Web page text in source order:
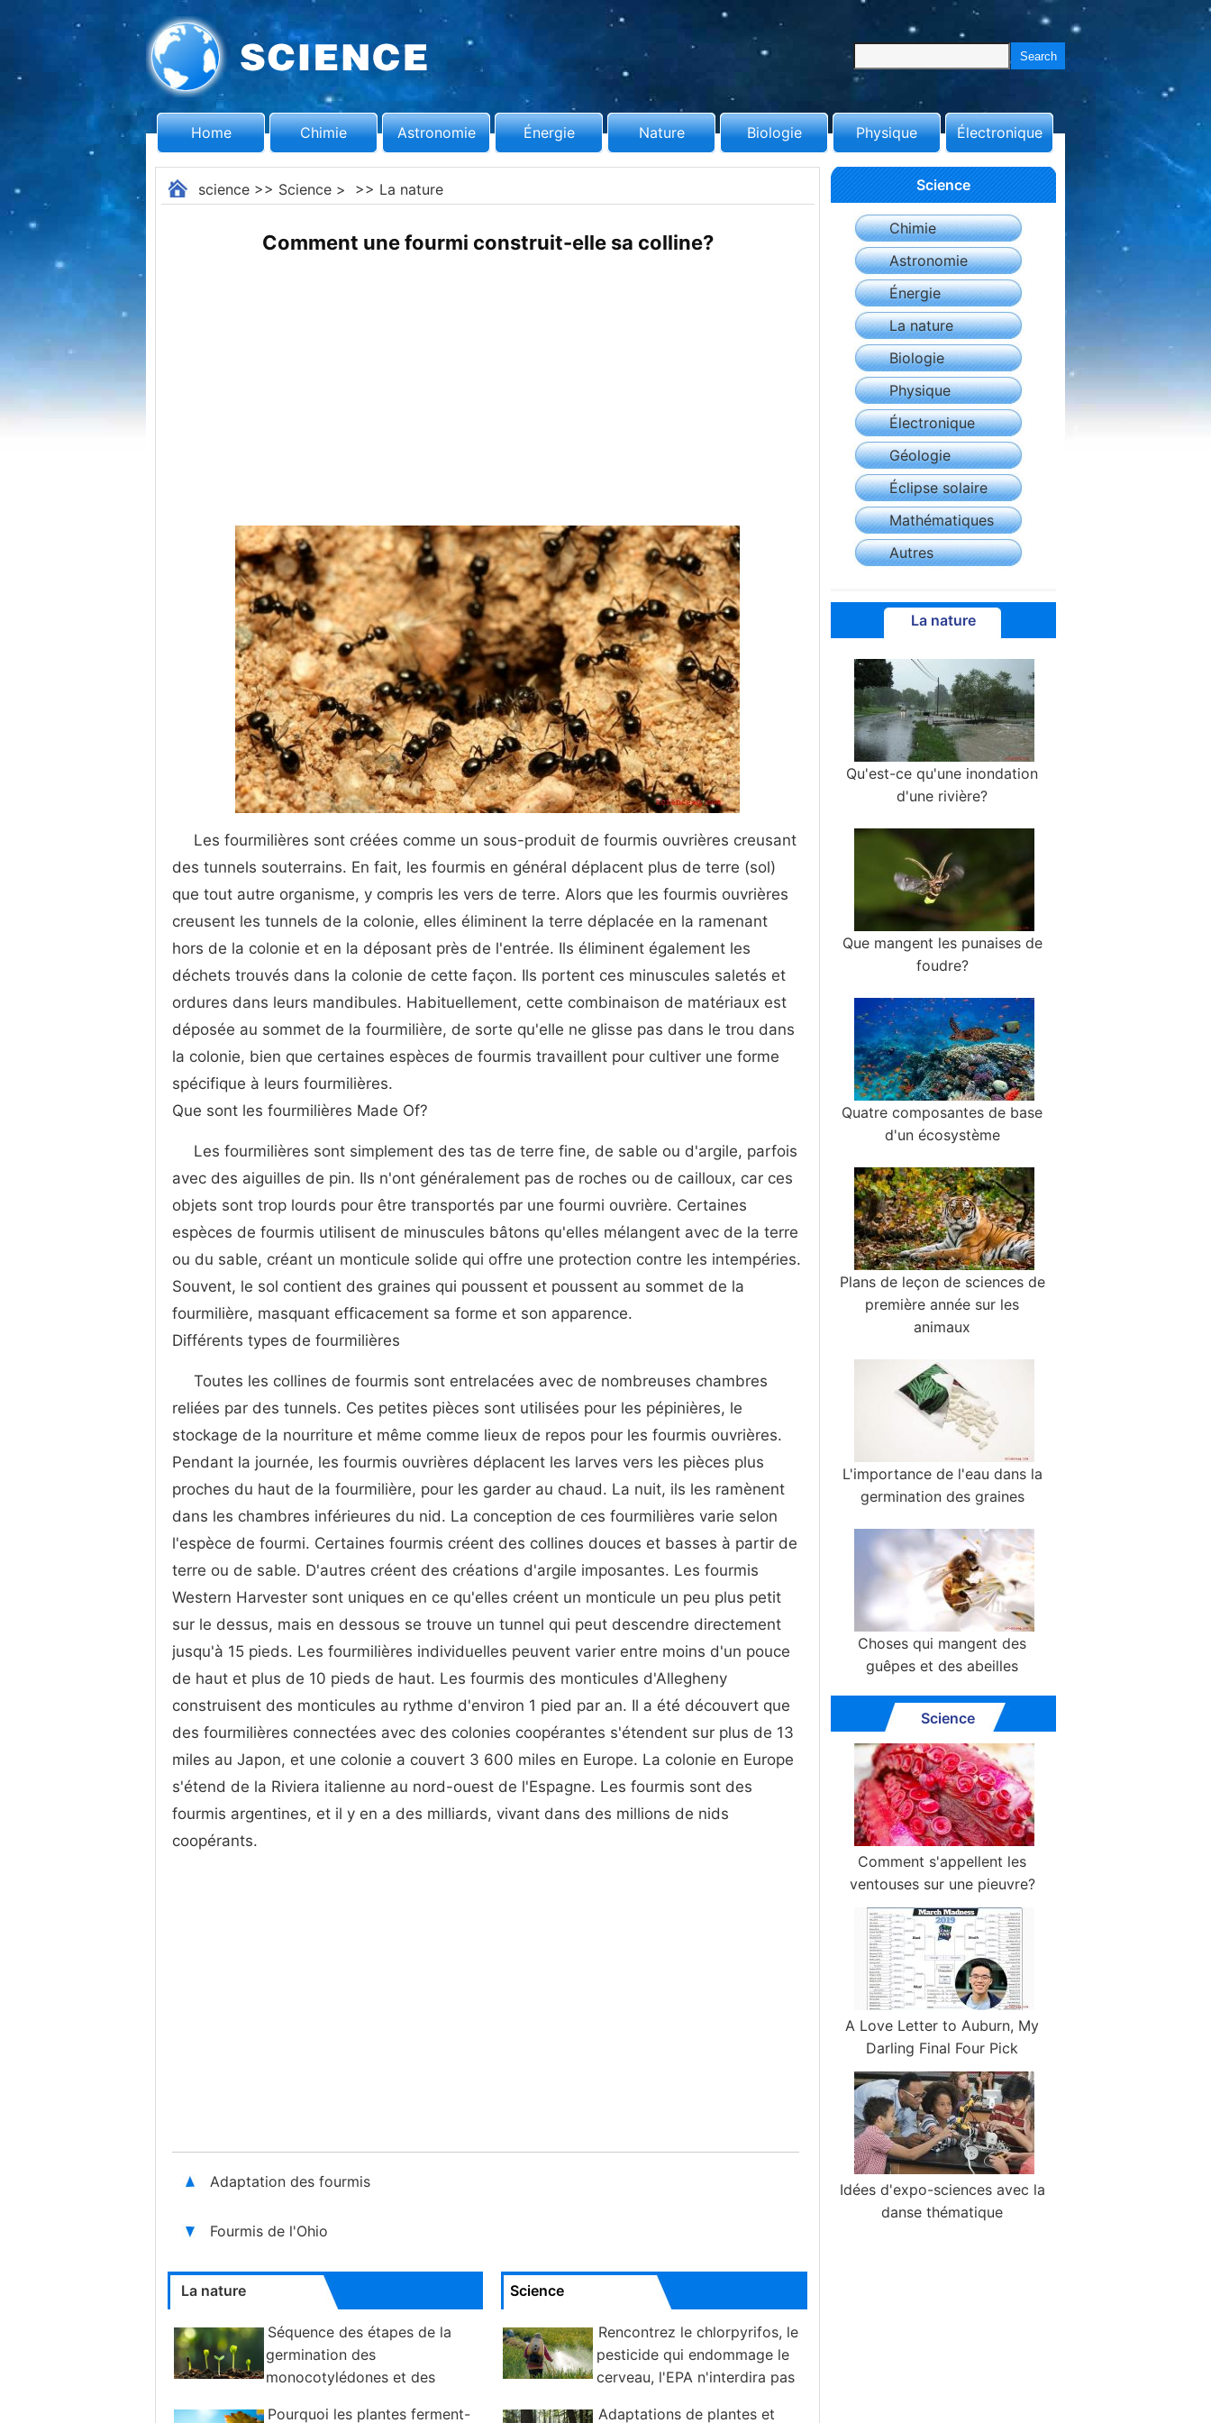
Home Chimie Astronomie Énergie Nature Biologie Physique Électronique
science>> Science> >> La nature
Comment une fourmi construit-elle sa colline?
Les fourmilières sont créées comme un sous-produit de fourmis ouvrières creusant
des tunnels souterrains. En fait, les fourmis en général déplacent plus de terre (sol)
que tout autre organisme, y compris les vers de terre. Alors que les fourmis ouvrières
creusent les tunnels de la colonie, elles éliminent la terre déplacée en la ramenant
hors de la colonie et en la déposant près de l'entrée. Ils éliminent également les
déchets trouvés dans la colonie de cette façon. Ils portent ces minuscules saletés et
ordures dans leurs mandibules. Habituellement, cette combinaison de matériaux est
déposée au sommet de la fourmilière, de sorte qu'elle ne glisse pas dans le trou dans
la colonie, bien que certaines espèces de fourmis travaillent pour cultiver une forme
spécifique à leurs fourmilières.
Que sont les fourmilières Made Of?
Les fourmilières sont simplement des tas de terre fine, de sable ou d'argile, parfois
avec des aiguilles de pin. Ils n'ont généralement pas de roches ou de cailloux, car ces
objets sont trop lourds pour être transportés par une fourmi ouvrière. Certaines
espèces de fourmis utilisent de minuscules bâtons qu'elles mélangent avec de la terre
ou du sable, créant un monticule solide qui offre une protection contre les intempéries.
Souvent, le sol contient des graines qui poussent et poussent au sommet de la
fourmilière, masquant efficacement sa forme et son apparence.
Différents types de fourmilières
Toutes les collines de fourmis sont entrelacées avec de nombreuses chambres
reliées par des tunnels. Ces petites pièces sont utilisées pour les pépinières, le
stockage de la nourriture et même comme lieux de repos pour les fourmis ouvrières.
Pendant la journée, les fourmis ouvrières déplacent les larves vers les pièces plus
proches du haut de la fourmilière, pour les garder au chaud. La nuit, ils les ramènent
dans les chambres inférieures du nid. La conception de ces fourmilières varie selon
l'espèce de fourmi. Certaines fourmis créent des collines douces et basses à partir de
terre ou de sable. D'autres créent des créations d'argile imposantes. Les fourmis
Western Harvester sont uniques en ce qu'elles créent un monticule un peu plus petit
sur le dessus, mais en dessous se trouve un tunnel qui peut descendre directement
jusqu'à 15 pieds. Les fourmilières individuelles peuvent varier entre moins d'un pouce
de haut et plus de 10 pieds de haut. Les fourmis des monticules d'Allegheny
construisent des monticules au rythme d'environ 1 pied par an. Il a été découvert que
des fourmilières connectées avec des colonies coopérantes s'étendent sur plus de 13
miles au Japon, et une colonie a couvert 3 600 miles en Europe. La colonie en Europe
s'étend de la Riviera italienne au nord-ouest de l'Espagne. Les fourmis sont des
fourmis argentines, et il y en a des milliards, vivant dans des millions de nids
coopérants.
Adaptation des fourmis
Fourmis de l'Ohio
La nature
Séquence des étapes de la
germination des
monocotylédones et des
Pourquoi les plantes ferment-
Science
Rencontrez le chlorpyrifos, le
pesticide qui endommage le
cerveau, l'EPA n'interdira pas
Adaptations de plantes et
Science
Chimie
Astronomie
Énergie
La nature
Biologie
Physique
Électronique
Géologie
Éclipse solaire
Mathématiques
Autres
La nature
Qu'est-ce qu'une inondation
d'une rivière?
Que mangent les punaises de
foudre?
Quatre composantes de base
d'un écosystème
Plans de leçon de sciences de
première année sur les
animaux
L'importance de l'eau dans la
germination des graines
Choses qui mangent des
guêpes et des abeilles
Science
Comment s'appellent les
ventouses sur une pieuvre?
A Love Letter to Auburn, My
Darling Final Four Pick
Idées d'expo-sciences avec la
danse thématique